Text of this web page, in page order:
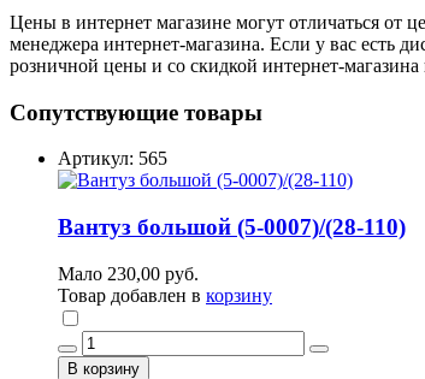
Цены в интернет магазине могут отличаться от
менеджера интернет-магазина. Если у вас есть
розничной цены и со скидкой интернет-магазина
Сопутствующие товары
Артикул: 565
Вантуз большой (5-0007)/(28-110)
Мало 230,00 руб.
Товар добавлен в корзину
В корзину